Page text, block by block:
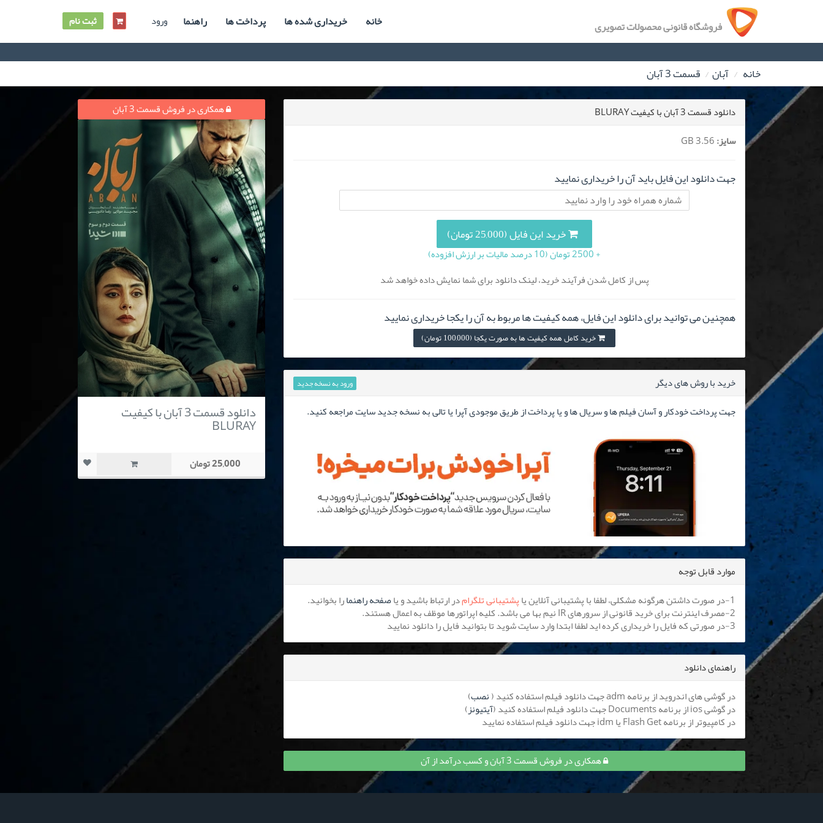
فروشگاه قانونی محصولات تصویری خانه خریداری شده ها پرداخت ها راهنما ورود ثبت نام
خانه آبان قسمت 3 آبان
دانلود قسمت 3 آبان با کیفیت BLURAY
سایز:
جهت دانلود این فایل باید آن را خریداری نمایید
خرید این فایل (25,000 تومان)
+ 2500 تومان (10 درصد مالیات بر ارزش افزوده)
پس از کامل شدن فرآیند خرید، لینک دانلود برای شما نمایش داده خواهد شد
همچنین می توانید برای دانلود این فایل، همه کیفیت ها مربوط به آن را یکجا خریداری نمایید
خرید کامل همه کیفیت ها به صورت یکجا (100,000 تومان)
خرید با روش های دیگر ورود به نسخه جدید
جهت پرداخت خودکار و آسان فیلم ها و سریال ها و یا پرداخت از طریق موجودی آپرا یا تالی به نسخه جدید سایت مراجعه کنید.
موارد قابل توجه
1-در صورت داشتن هرگونه مشکلی، لطفا با پشتیبانی آنلاین یا
پشتیبانی تلگرامدر ارتباط باشید و یاصفحه راهنمارا بخوانید.
2-مصرف اینترنت برای خرید قانونی از سرورهای IR نیم بها می باشد. کلیه اپراتورها موظف به اعمال هستند.
3-در صورتی که فایل را خریداری کرده اید لطفا ابتدا وارد سایت شوید تا بتوانید فایل را دانلود نمایید
راهنمای دانلود
در گوشی های اندروید از برنامه adm جهت دانلود فیلم استفاده کنید (
نصب)
در گوشی ios از برنامه Documents جهت دانلود فیلم استفاده کنید ( آیتیونز)
در کامپیوتر از برنامه Flash Get یا idm جهت دانلود فیلم استفاده نمایید
همکاری در فروش قسمت 3 آبان و کسب درآمد از آن
همکاری در فروش قسمت 3 آبان
دانلود قسمت 3 آبان با کیفیت
BLURAY
25,000 تومان